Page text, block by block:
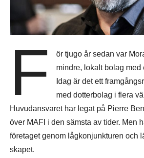
F
ör tjugo år sedan var
mindre, lokalt bolag med
Idag är det ett
med dotterbolag i flera
Huvudansvaret har legat på Pierre
över MAFI i den sämsta av tider. Men
företaget genom lågkonjunkturen och
skapet.